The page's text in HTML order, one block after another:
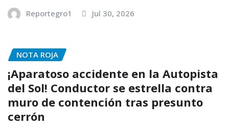
Reportegro1 Jul 30, 2026
NOTA ROJA
¡Aparatoso accidente en la Autopista
del Sol! Conductor se estrella contra
muro de contención tras presunto
cerrón